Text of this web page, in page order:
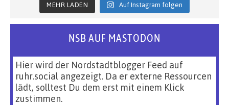
MEHR LADEN Auf Instagram folgen
NSB AUF MASTODON
Hier wird der Nordstadtblogger Feed auf
ruhr.social angezeigt. Da er externe Ressourcen
lädt, solltest Du dem erst mit einem Klick
zustimmen.